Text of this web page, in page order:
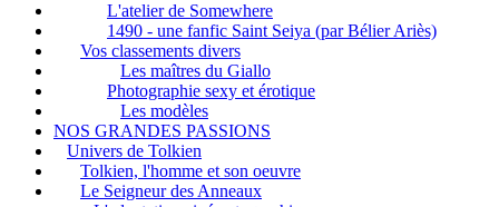
L'atelier de Somewhere
1490 - une fanfic Saint Seiya (par Bélier Ariès)
Vos classements divers
Les maîtres du Giallo
Photographie sexy et érotique
Les modèles
NOS GRANDES PASSIONS
Univers de Tolkien
Tolkien, l'homme et son oeuvre
Le Seigneur des Anneaux